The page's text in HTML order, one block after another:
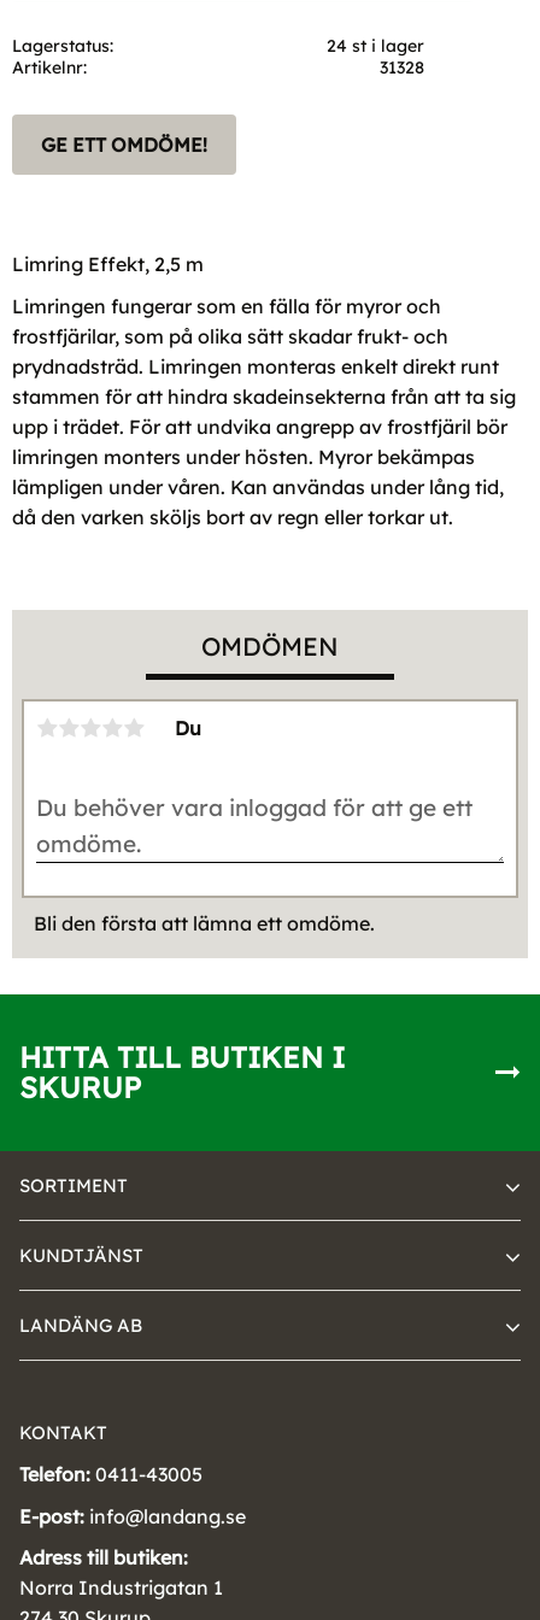
Lagerstatus
24 st i lager
Artikelnr
31328
GE ETT OMDÖME!
Limring Effekt, 2,5 m
Limringen fungerar som en fälla för myror och
frostfjärilar, som på olika sätt skadar frukt- och
prydnadsträd. Limringen monteras enkelt direkt runt
stammen för att hindra skadeinsekterna från att ta sig
upp i trädet. För att undvika angrepp av frostfjäril bör
limringen monters under hösten. Myror bekämpas
lämpligen under våren. Kan användas under lång tid,
då den varken sköljs bort av regn eller torkar ut.
OMDÖMEN
Du
Bli den första att lämna ett omdöme.
HITTA TILL BUTIKEN I
SKURUP
SORTIMENT
KUNDTJÄNST
LANDÄNG AB
KONTAKT
Telefon: 0411-43005
E-post: info@landang.se
Adress till butiken:
Norra Industrigatan 1